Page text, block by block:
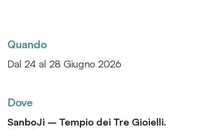
Quando
Dal 24 al 28 Giugno 2026
Dove
SanboJi – Tempio dei Tre Gioielli.